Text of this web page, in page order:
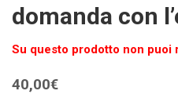
domanda con
Su questo prodotto non puoi
40,00€